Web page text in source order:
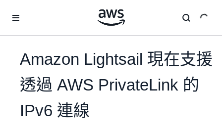
Amazon Lightsail 現在支援
透過 AWS PrivateLink 的
IPv6 連線